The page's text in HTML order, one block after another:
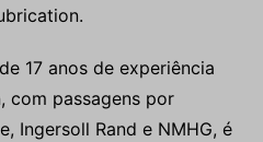
17 anos de experiência
com passagens por
Ingersoll Rand e NMHG, é